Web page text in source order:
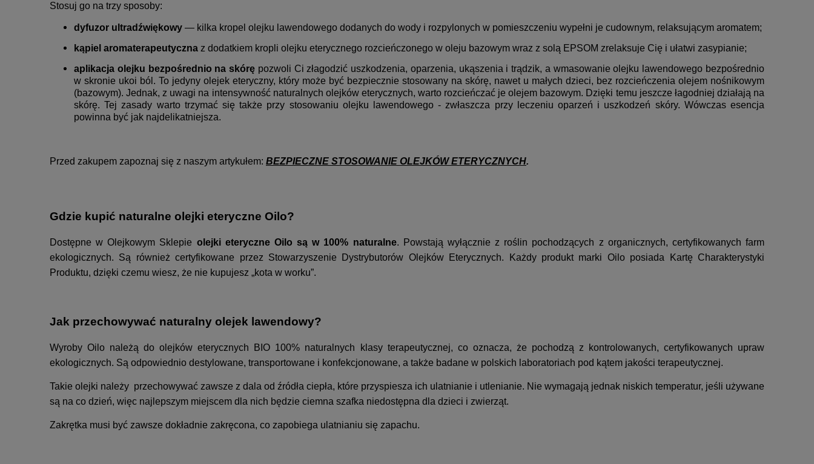
Stosuj go na trzy sposoby:
dyfuzor ultradźwiękowy — kilka kropel olejku lawendowego dodanych do wody i rozpylonych w pomieszczeniu wypełni je cudownym, relaksującym aromatem;
kąpiel aromaterapeutyczna z dodatkiem kropli olejku eterycznego rozcieńczonego w oleju bazowym wraz z solą EPSOM zrelaksuje Cię i ułatwi zasypianie;
aplikacja olejku bezpośrednio na skórę pozwoli Ci złagodzić uszkodzenia, oparzenia, ukąszenia i trądzik, a wmasowanie olejku lawendowego bezpośrednio
w skronie ukoi ból. To jedyny olejek eteryczny, który może być bezpiecznie stosowany na skórę, nawet u małych dzieci, bez rozcieńczenia olejem nośnikowym
(bazowym). Jednak, z uwagi na intensywność naturalnych olejków eterycznych, warto rozcieńczać je olejem bazowym. Dzięki temu jeszcze łagodniej działają na
skórę. Tej zasady warto trzymać się także przy stosowaniu olejku lawendowego - zwłaszcza przy leczeniu oparzeń i uszkodzeń skóry. Wówczas esencja
powinna być jak najdelikatniejsza.
Przed zakupem zapoznaj się z naszym artykułem: BEZPIECZNE STOSOWANIE OLEJKÓW ETERYCZNYCH.
Gdzie kupić naturalne olejki eteryczne Oilo?
Dostępne w Olejkowym Sklepie olejki eteryczne Oilo są w 100% naturalne. Powstają wyłącznie z roślin pochodzących z organicznych, certyfikowanych farm
ekologicznych. Są również certyfikowane przez Stowarzyszenie Dystrybutorów Olejków Eterycznych. Każdy produkt marki Oilo posiada Kartę Charakterystyki
Produktu, dzięki czemu wiesz, że nie kupujesz „kota w worku”.
Jak przechowywać naturalny olejek lawendowy?
Wyroby Oilo należą doolejków eterycznych BIO 100% naturalnych klasy terapeutycznej, co oznacza, że pochodzą z kontrolowanych, certyfikowanych upraw
ekologicznych. Są odpowiednio destylowane, transportowane i konfekcjonowane, a także badane w polskich laboratoriach pod kątem jakości terapeutycznej.
Takie olejki należy przechowywać zawsze z dala od źródła ciepła, które przyspiesza ich ulatnianie i utlenianie. Nie wymagają jednak niskich temperatur, jeśli używane
są na co dzień, więc najlepszym miejscem dla nich będzie ciemna szafka niedostępna dla dzieci i zwierząt.
Zakrętka musi być zawsze dokładnie zakręcona, co zapobiega ulatnianiu się zapachu.